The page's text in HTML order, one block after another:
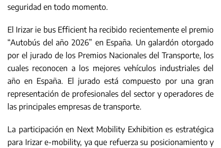
seguridad en todo momento.
El Irizar ie bus Efficient ha recibido recientemente el premio
“Autobús del año 2026” en España. Un galardón otorgado
por el jurado de los Premios Nacionales del Transporte, los
cuales reconocen a los mejores vehículos industriales del
año en España. El jurado está compuesto por una gran
representación de profesionales del sector y operadores de
las principales empresas de transporte.
La participación en Next Mobility Exhibition es estratégica
para Irizar e-mobility, ya que refuerza su posicionamiento y